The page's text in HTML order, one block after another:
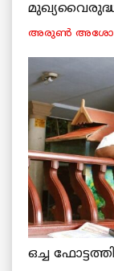
അരുണ്‍
ഒച്ച